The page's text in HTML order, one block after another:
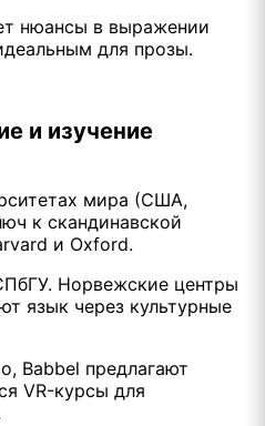
нюансы в выражении
для прозы.
и изучение
мира (США,
к скандинавской
и Oxford.
Норвежские центры
язык через культурные
Babbel предлагают
VR-курсы для